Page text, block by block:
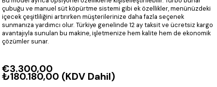
çubuğu ve manuel süt köpürtme sistemi gibi ek özellikler, menünüzdeki
içecek çeşitliliğini artırırken müşterilerinize daha fazla seçenek
sunmanıza yardımcı olur. Türkiye genelinde 12 ay taksit ve ücretsiz kargo
avantajıyla sunulan bu makine, işletmenize hem kalite hem de ekonomik
çözümler sunar.
€3.300,00
₺180.180,00 (KDV Dahil)